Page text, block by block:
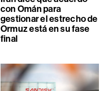
con Omán para
gestionar el estrecho de
Ormuz está en su fase
final